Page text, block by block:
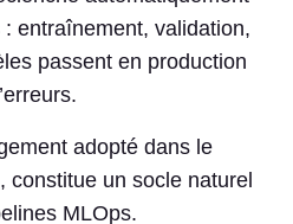
entraînement, validation,
passent en production
adopté dans le
constitue un socle naturel
MLOps.